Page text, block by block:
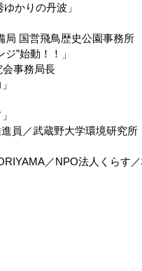
りの丹波」
国営飛鳥歴史公園事務所
始動！！」
事務局長
員／武蔵野大学環境研究所
／NPO法人くらす／